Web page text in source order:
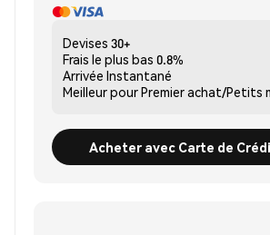
Devises 30+
Frais le plus bas 0.8%
Arrivée Instantané
Meilleur pourPremier achat/Petits
Acheter avec Carte de